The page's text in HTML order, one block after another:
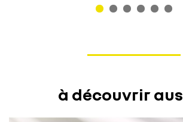
à découvrir